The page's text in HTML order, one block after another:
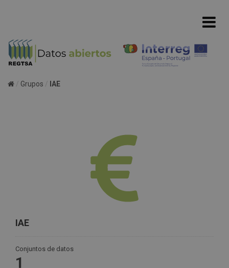
Grupos IAE
IAE
Conjuntos de datos
1